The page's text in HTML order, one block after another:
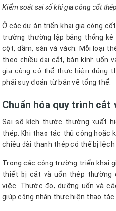
Kiểm soát sai số khi gia công cốt
Ở các dự án triển khai gia công
trường thường lập bảng thống
cột, dầm, sàn và vách. Mỗi loại
theo chiều dài cắt, bán kính uốn
gia công có thể thực hiện đúng
phải suy đoán từ bản vẽ tổng thể.
Chuẩn hóa quy trình cắt
Sai số kích thước thường xuất
thép. Khi thao tác thủ công hoặc
chiều dài thanh thép có thể bị lệch
Trong các công trường triển khai
thiết bị cắt và uốn thép thường
việc. Thước đo, dưỡng uốn và
giúp công nhân thực hiện thao tác